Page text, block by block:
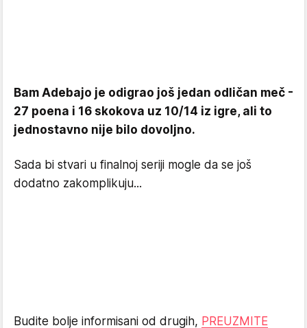
Bam Adebajo je odigrao još jedan odličan meč -
27 poena i 16 skokova uz 10/14 iz igre, ali to
jednostavno nije bilo dovoljno.
Sada bi stvari u finalnoj seriji mogle da se još
dodatno zakomplikuju...
Budite bolje informisani od drugih, PREUZMITE